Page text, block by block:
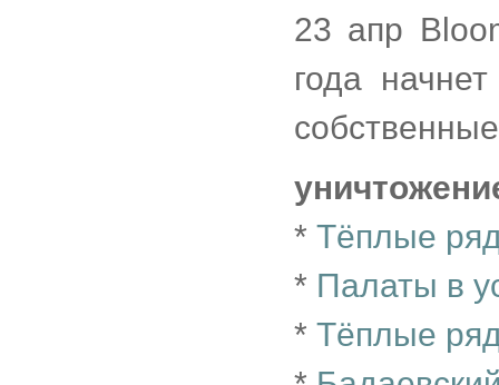
23 апр
года
* Тёплые
* Палаты в
* Тёплые